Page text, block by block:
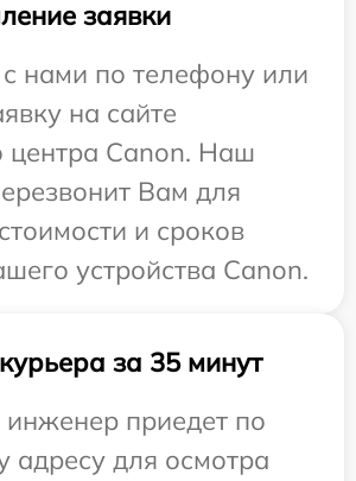
заявки
нами по телефону или
на сайте
центра Canon. Наш
Вам для
и сроков
устройства Canon.
за 35 минут
приедет по
адресу для осмотра